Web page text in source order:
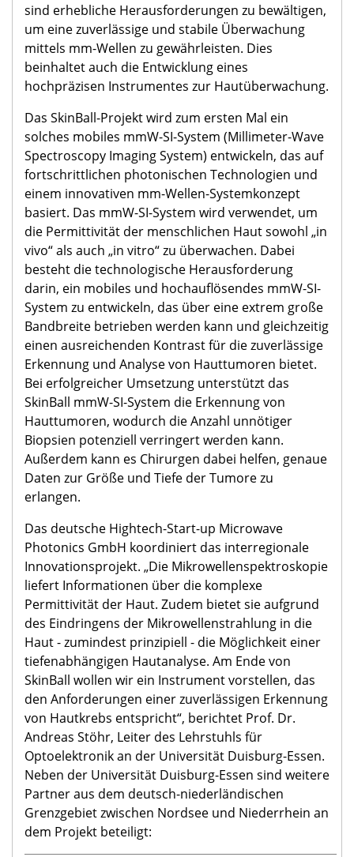
sind erhebliche Herausforderungen zu bewältigen,
um eine zuverlässige und stabile Überwachung
mittels mm-Wellen zu gewährleisten. Dies
beinhaltet auch die Entwicklung eines
hochpräzisen Instrumentes zur Hautüberwachung.
Das SkinBall-Projekt wird zum ersten Mal ein
solches mobiles mmW-SI-System (Millimeter-Wave
Spectroscopy Imaging System) entwickeln, das auf
fortschrittlichen photonischen Technologien und
einem innovativen mm-Wellen-Systemkonzept
basiert. Das mmW-SI-System wird verwendet, um
die Permittivität der menschlichen Haut sowohl „in
vivo“ als auch „in vitro“ zu überwachen. Dabei
besteht die technologische Herausforderung
darin, ein mobiles und hochauflösendes mmW-SI-
System zu entwickeln, das über eine extrem große
Bandbreite betrieben werden kann und gleichzeitig
einen ausreichenden Kontrast für die zuverlässige
Erkennung und Analyse von Hauttumoren bietet.
Bei erfolgreicher Umsetzung unterstützt das
SkinBall mmW-SI-System die Erkennung von
Hauttumoren, wodurch die Anzahl unnötiger
Biopsien potenziell verringert werden kann.
Außerdem kann es Chirurgen dabei helfen, genaue
Daten zur Größe und Tiefe der Tumore zu
erlangen.
Das deutsche Hightech-Start-up Microwave
Photonics GmbH koordiniert das interregionale
Innovationsprojekt. „Die Mikrowellenspektroskopie
liefert Informationen über die komplexe
Permittivität der Haut. Zudem bietet sie aufgrund
des Eindringens der Mikrowellenstrahlung in die
Haut - zumindest prinzipiell - die Möglichkeit einer
tiefenabhängigen Hautanalyse. Am Ende von
SkinBall wollen wir ein Instrument vorstellen, das
den Anforderungen einer zuverlässigen Erkennung
von Hautkrebs entspricht“, berichtet Prof. Dr.
Andreas Stöhr, Leiter des Lehrstuhls für
Optoelektronik an der Universität Duisburg-Essen.
Neben der Universität Duisburg-Essen sind weitere
Partner aus dem deutsch-niederländischen
Grenzgebiet zwischen Nordsee und Niederrhein an
dem Projekt beteiligt: